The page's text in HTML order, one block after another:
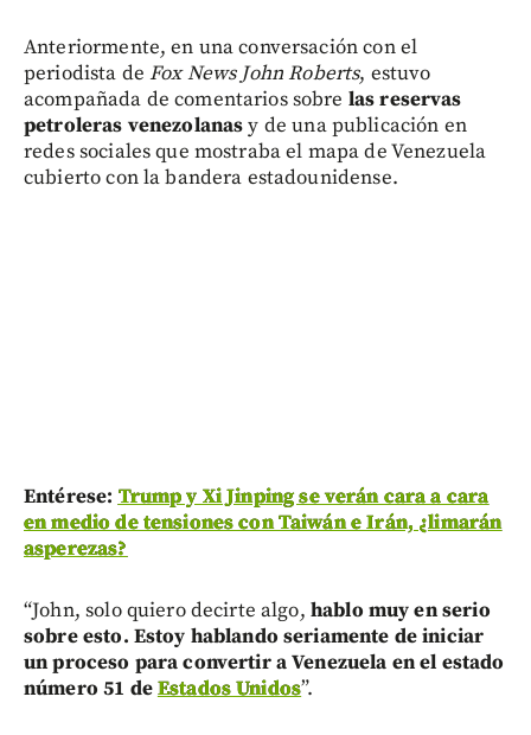
Anteriormente, en una conversación con el
periodista deFox News John Roberts, estuvo
acompañada de comentarios sobre las reservas
petroleras venezolanasy de una publicación en
redes sociales que mostraba el mapa de Venezuela
cubierto con la bandera estadounidense.
Entérese: Trump y Xi Jinping se verán cara a cara
en medio de tensiones con Taiwán e Irán, ¿limarán
asperezas?
“John, solo quiero decirte algo, hablo muy en serio
sobre esto. Estoy hablando seriamente de iniciar
un proceso para convertir a Venezuela en el estado
número 51 deEstados Unidos”.